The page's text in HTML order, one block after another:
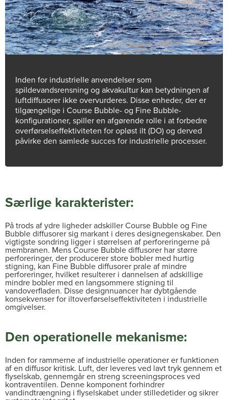
Inden for industrielle anvendelser som
spildevandsrensning og akvakultur kan betydningen af
luftdiffusorer ikke overvurderes. Disse enheder, der er
tilgængelige i Course Bubble- og Fine Bubble-
konfigurationer, spiller en afgørende rolle i at forbedre
overførselseffektiviteten for opløst ilt (DO) og derved
påvirke den samlede succes for industrielle processer.
Særlige karakterister:
På trods af ydre ligheder adskiller Course Bubble og Fine
Bubble diffusorer sig markant i deres designegenskaber. Den
vigtigste sondring ligger i størrelsen af perforeringerne på
membranen. Mens Course Bubble diffusorer har større
perforeringer, der producerer store bobler med hurtig
stigning, kan Fine Bubble diffusorer prale af mindre
perforeringer, hvilket resulterer i dannelsen af adskillige
mindre bobler med en langsommere stigning til
vandoverfladen. Disse designnuancer har dybtgående
konsekvenser for iltoverførselseffektiviteten i industrielle
omgivelser.
Den operationelle mekanisme:
Inden for rammerne af industrielle operationer er funktionen
af en diffusor kritisk. Luft, der leveres ved lavt tryk gennem et
flyselskab, gennemgår en streng screeningsproces ved
kontraventilen. Denne komponent forhindrer
vandindtrængning i flyselskabet under stilledetider og sikrer